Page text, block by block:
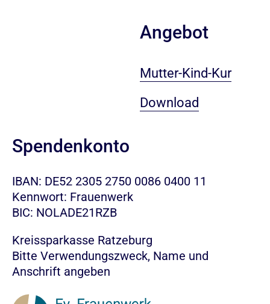
Angebot
Mutter-Kind-Kur
Download
Spendenkonto
IBAN: DE52 2305 2750 0086 0400 11
Kennwort: Frauenwerk
BIC: NOLADE21RZB
Kreissparkasse Ratzeburg
Bitte Verwendungszweck, Name und
Anschrift angeben